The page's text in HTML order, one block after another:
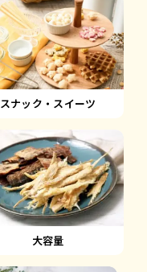
スナック・スイーツ
大容量